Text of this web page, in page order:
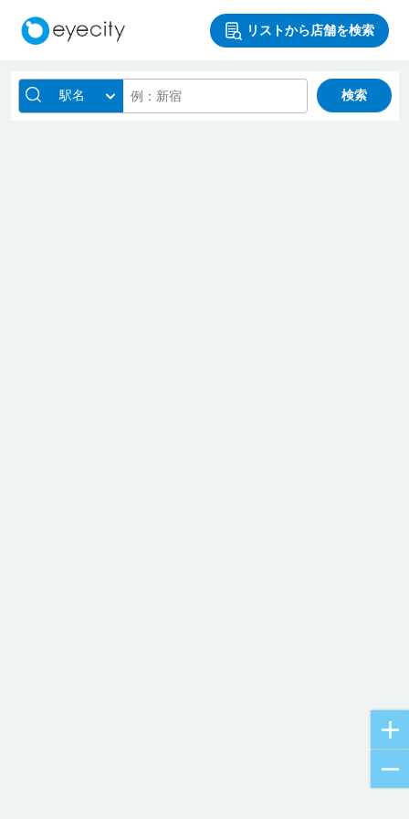
リストから店舗を検索
駅名 検索